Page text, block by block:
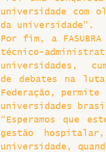
universidade com
da universidade”.
Por fim, a
técnico-
universidades,
de debates na
Federação,
universidades
“Esperamos que
gestão
universidade,